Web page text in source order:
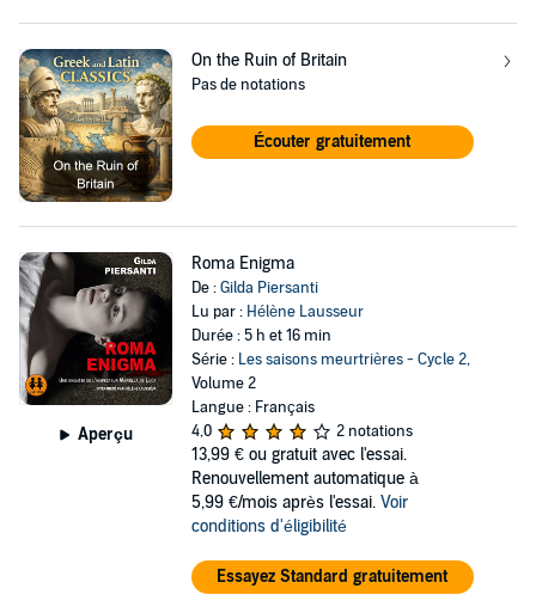
On the Ruin of Britain
Pas de notations
Écouter gratuitement
Aperçu
Roma Enigma
De :Gilda Piersanti
Lu par : Hélène Lausseur
Durée : 5 h et 16 min
Série : Les saisons meurtrières - Cycle 2,
Volume 2
Langue : Français
4,0
2 notations
13,99 € ou gratuit avec l'essai.
Renouvellement automatique à
5,99 €/mois après l'essai. Voir
conditions d'éligibilité
Essayez Standard gratuitement